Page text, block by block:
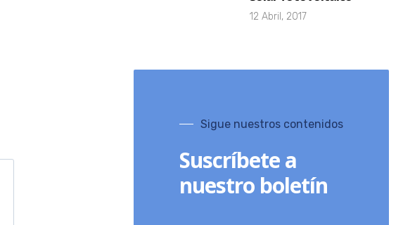
12 Abril, 2017
Sigue nuestros contenidos
Suscríbete a
nuestro boletín